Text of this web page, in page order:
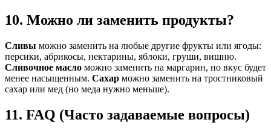
10. Можно ли заменить продукты?
Сливы можно заменить на любые другие фрукты или ягоды:
персики, абрикосы, нектарины, яблоки, груши, вишню.
Сливочное масло можно заменить на маргарин, но вкус будет
менее насыщенным. Сахар можно заменить на тростниковый
сахар или мед (но меда нужно меньше).
11. FAQ (Часто задаваемые вопросы)